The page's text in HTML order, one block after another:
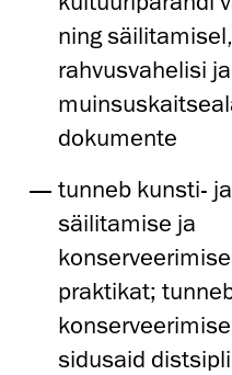
ning
rahvusvahelisi
dokumente
tunneb kunsti-
säilitamise ja
praktikat;
sidusaid